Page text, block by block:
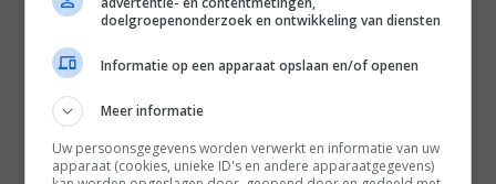
Als men denkt aan belangrijke Nederlandse
Maas of Jan de Bont al snel boven. Een enkeling
noemt Fons Rademakers, Bert Haanstra of Ben
Sombogaart, maar Mike van Diem wordt vaak
vergeten, ondanks dat hij in 1997 metKarakterde
doelgroepenonderzoek en ontwikkeling van diensten
Informatie op een apparaat opslaan en/of openen
Meer informatie
Uw persoonsgegevens worden verwerkt en informatie van uw
apparaat (cookies, unieke ID's en andere apparaatgegevens)